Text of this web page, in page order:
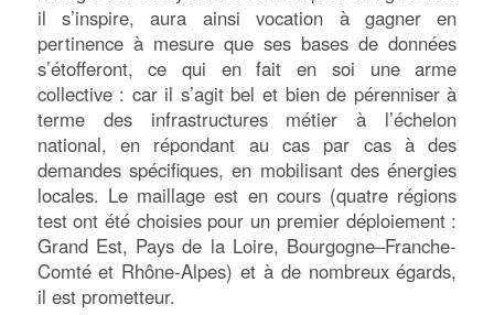
il s’inspire, aura ainsi vocation à gagner en
pertinence à mesure que ses bases de données
s’étofferont, ce qui en fait en soi une arme
collective : car il s’agit bel et bien de pérenniser à
terme des infrastructures métier à l’échelon
national, en répondant au cas par cas à des
demandes spécifiques, en mobilisant des énergies
locales. Le maillage est en cours (quatre régions
test ont été choisies pour un premier déploiement :
Grand Est, Pays de la Loire, Bourgogne–Franche-
Comté et Rhône-Alpes) et à de nombreux égards,
il est prometteur.